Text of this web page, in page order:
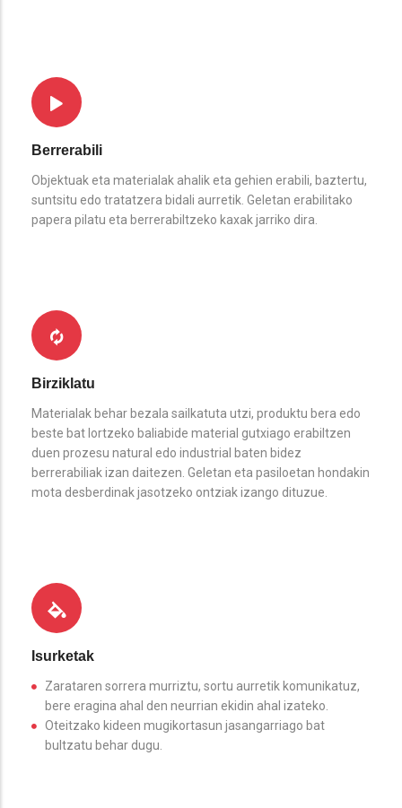
Berrerabili
Objektuak eta materialak ahalik eta gehien erabili, baztertu,
suntsitu edo tratatzera bidali aurretik. Geletan erabilitako
papera pilatu eta berrerabiltzeko kaxak jarriko dira.
Birziklatu
Materialak behar bezala sailkatuta utzi, produktu bera edo
beste bat lortzeko baliabide material gutxiago erabiltzen
duen prozesu natural edo industrial baten bidez
berrerabiliak izan daitezen. Geletan eta pasiloetan hondakin
mota desberdinak jasotzeko ontziak izango dituzue.
Isurketak
Zarataren sorrera murriztu, sortu aurretik komunikatuz,
bere eragina ahal den neurrian ekidin ahal izateko.
Oteitzako kideen mugikortasun jasangarriago bat
bultzatu behar dugu.